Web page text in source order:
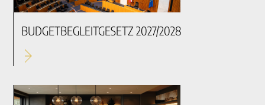
BUDGETBEGLEITGESETZ 2027/2028